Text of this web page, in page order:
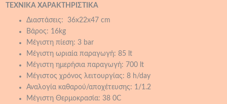
ΤΕΧΝΙΚΑ ΧΑΡΑΚΤΗΡΙΣΤΙΚΑ
Διαστάσεις: 36x22x47 cm
Βάρος: 16kg
Μέγιστη πίεση: 3 bar
Μέγιστη ωριαία παραγωγή: 85 lt
Μέγιστη ημερήσια παραγωγή: 700 lt
Μέγιστος χρόνος λειτουργίας: 8 h/day
Αναλογία καθαρού/αποχέτευσης: 1/1.2
Μέγιστη Θερμοκρασία: 38 0C